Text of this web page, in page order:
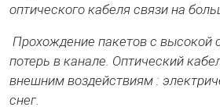
оптического кабеля связи на
Прохождение пакетов с высокой
потерь в канале. Оптический
внешним воздействиям :
снег.